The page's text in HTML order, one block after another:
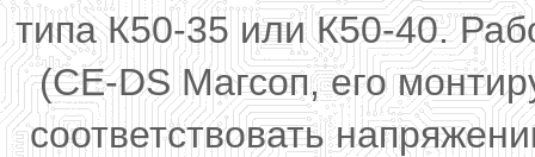
типа К50-35 или К50-40.
(CE-DS Магсоп, его
соответствовать